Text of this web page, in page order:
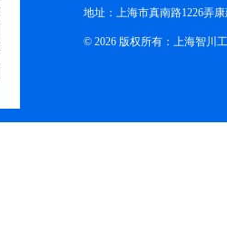
地址：上海市真南路1226弄
© 2026 版权所有：上海智川